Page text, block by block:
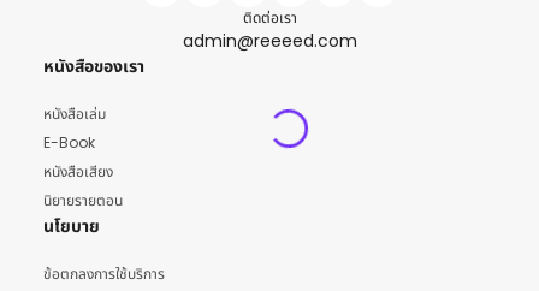
ติดต่อเรา
admin@reeeed.com
หนังสือของเรา
หนังสือเล่ม
E-Book
หนังสือเสียง
นิยายรายตอน
นโยบาย
ข้อตกลงการใช้บริการ